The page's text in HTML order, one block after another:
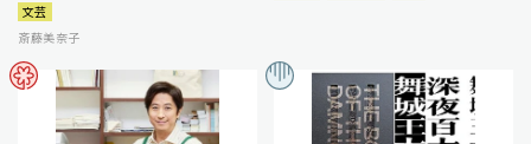
文芸
斎藤美奈子